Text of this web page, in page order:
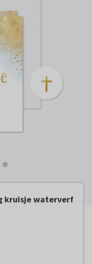
kruisje waterverf